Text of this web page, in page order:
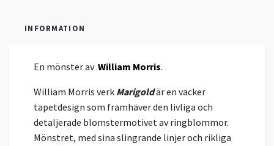
INFORMATION
En mönster av William Morris.
William Morris verk Marigoldär en vacker
tapetdesign som framhäver den livliga och
detaljerade blomstermotivet av ringblommor.
Mönstret, med sina slingrande linjer och rikliga